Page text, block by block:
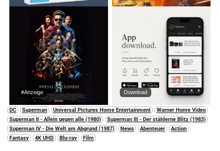
#Anzeige Download
DC Superman Universal Pictures Home Entertainment
Warner Home Video
Superman II - Allein gegen alle (1980)
Superman III - Der stählerne Blitz (1983)
Superman IV - Die Welt am Abgrund (1987)
News Abenteuer
Action
Fantasy
4K UHD Blu-ray Film